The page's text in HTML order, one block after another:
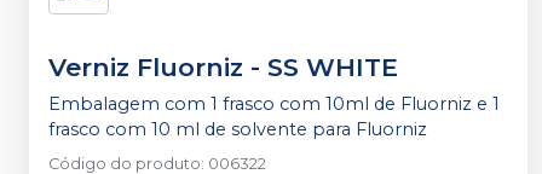
Verniz Fluorniz - SS WHITE
Embalagem com 1 frasco com 10ml de Fluorniz e 1
frasco com 10 ml de solvente para Fluorniz
Código do produto: 006322